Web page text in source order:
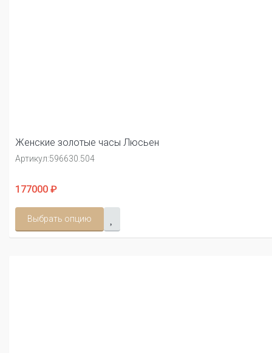
Женские золотые часы Люсьен
Артикул:596630.504
177000 ₽
Выбрать опцию